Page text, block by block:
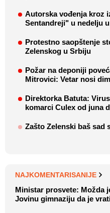
Autorska vođenja kroz
Sentandreji" u nedelju
Protestno saopštenje
Zelenskog u Srbiju
Požar na deponiji
Mitrovici: Vetar nosi
Direktorka Batuta:
komarci Culex od juna
Zašto Zelenski baš sad
NAJKOMENTARISANIJE
Ministar prosvete: Možda
Jovinu gimnaziju da je